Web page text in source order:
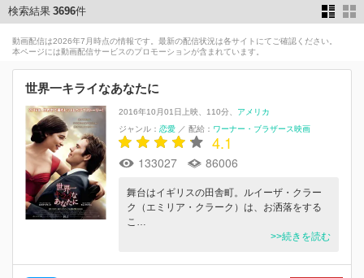
検索結果 3696件
動画配信は2026年7月時点の情報です。最新の配信状況は各サイトにてご確認ください。
本ページには動画配信サービスのプロモーションが含まれています。
世界一キライなあなたに
2016年10月01日上映 110分
アメリカ
ジャンル： 恋愛 ／ 配給： ワーナー・ブラザース映画
4.1
133027 86006
舞台はイギリスの田舎町。ルイーザ・クラー
ク（エミリア・クラーク）は、お洒落をする
こ…
>>続きを読む